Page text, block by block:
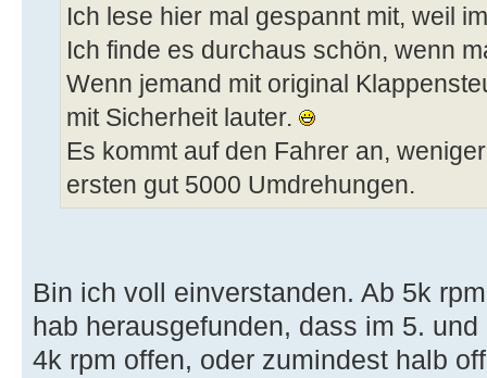
Ich lese hier mal gespannt mit, weil
Ich finde es durchaus schön, wenn
Wenn jemand mit original
mit Sicherheit lauter.
Es kommt auf den Fahrer an,
ersten gut 5000 Umdrehungen.
Bin ich voll einverstanden. Ab 5k
hab herausgefunden, dass im 5.
4k rpm offen, oder zumindest halb